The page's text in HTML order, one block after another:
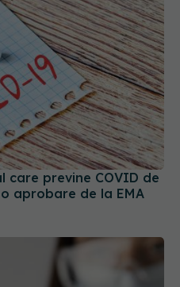
previne COVID de
aprobare de la EMA